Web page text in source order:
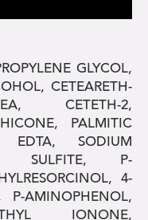
GLYCOL,
CETEARETH-
CETETH-2,
PALMITIC
SODIUM
SULFITE, P-
4-
P-AMINOPHENOL,
IONONE,